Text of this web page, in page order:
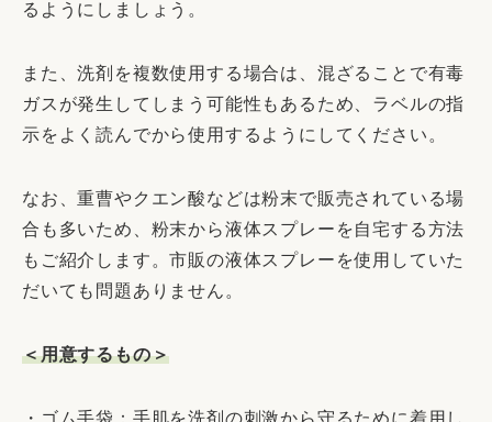
るようにしましょう。
また、洗剤を複数使用する場合は、混ざることで有毒
ガスが発生してしまう可能性もあるため、ラベルの指
示をよく読んでから使用するようにしてください。
なお、重曹やクエン酸などは粉末で販売されている場
合も多いため、粉末から液体スプレーを自宅する方法
もご紹介します。市販の液体スプレーを使用していた
だいても問題ありません。
＜用意するもの＞
・ゴム手袋：手肌を洗剤の刺激から守るために着用し